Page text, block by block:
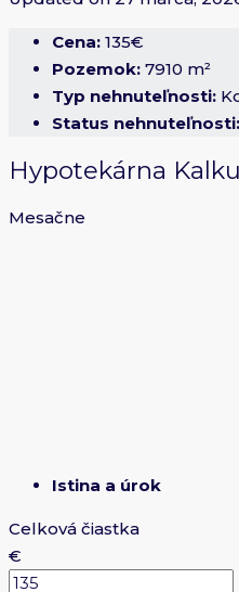
Cena: 135€
Pozemok: 7910 m²
Typ nehnuteľnosti:
Status nehnuteľnosti:
Hypotekárna
Mesačne
Istina a úrok
Celková čiastka
€